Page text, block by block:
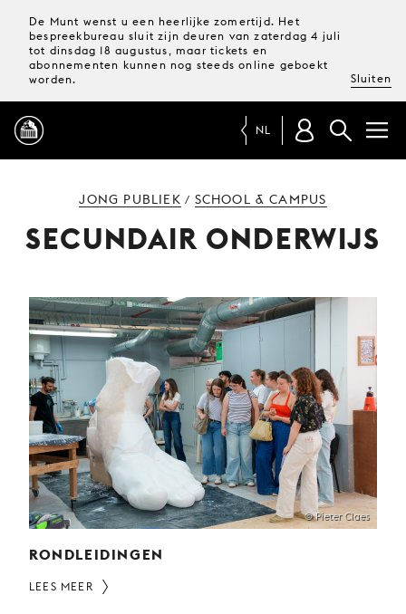
De Munt wenst u een heerlijke zomertijd. Het
bespreekbureau sluit zijn deuren van zaterdag 4 juli
tot dinsdag 18 augustus, maar tickets en
abonnementen kunnen nog steeds online geboekt
worden.
Sluiten
MAGAZINE
TICKETS &
ABONNEMENTEN
BEZOEK
JONG
PUBLIEK
DE
MUNT
NL
JONG PUBLIEK / SCHOOL & CAMPUS
SECUNDAIR ONDERWIJS
© Pieter Claes
RONDLEIDINGEN
LEES MEER